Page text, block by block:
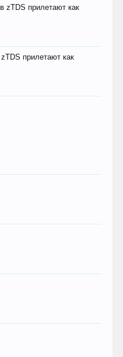
zTDS прилетают как
прилетают как